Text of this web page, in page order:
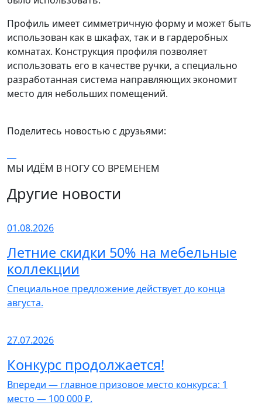
Профиль имеет симметричную форму и может быть
использован как в шкафах, так и в гардеробных
комнатах. Конструкция профиля позволяет
использовать его в качестве ручки, а специально
разработанная система направляющих экономит
место для небольших помещений.
Поделитесь новостью с друзьями:
МЫ ИДЁМ В НОГУ СО ВРЕМЕНЕМ
Другие новости
01.08.2026
Летние скидки 50% на мебельные
коллекции
Специальное предложение действует до конца
августа.
27.07.2026
Конкурс продолжается!
Впереди — главное призовое место конкурса: 1
место — 100 000 ₽.